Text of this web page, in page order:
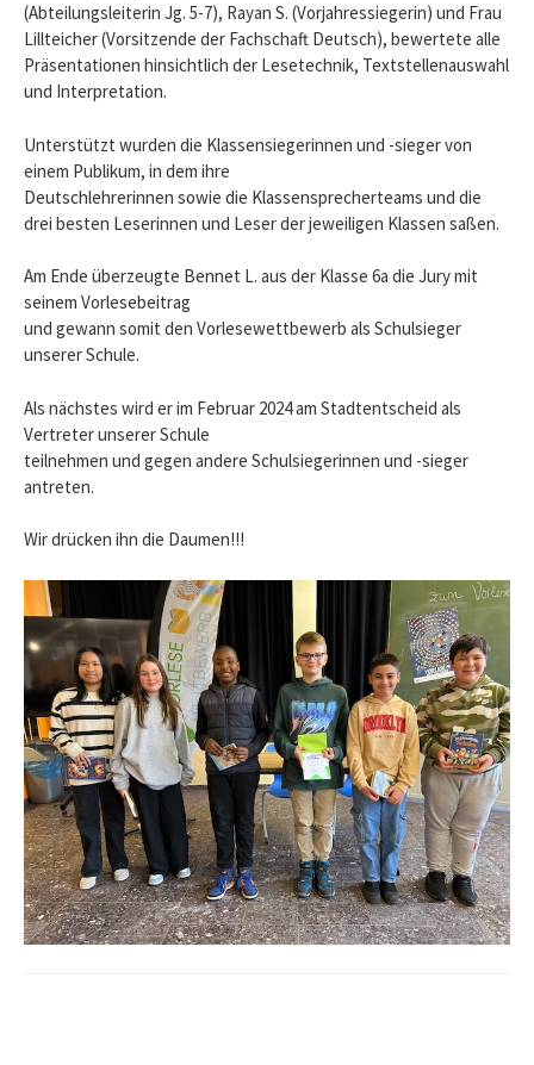
(Abteilungsleiterin Jg. 5-7), Rayan S. (Vorjahressiegerin) und Frau
Lillteicher (Vorsitzende der Fachschaft Deutsch), bewertete alle
Präsentationen hinsichtlich der Lesetechnik, Textstellenauswahl
und Interpretation.
Unterstützt wurden die Klassensiegerinnen und -sieger von
einem Publikum, in dem ihre
Deutschlehrerinnen sowie die Klassensprecherteams und die
drei besten Leserinnen und Leser der jeweiligen Klassen saßen.
Am Ende überzeugte Bennet L. aus der Klasse 6a die Jury mit
seinem Vorlesebeitrag
und gewann somit den Vorlesewettbewerb als Schulsieger
unserer Schule.
Als nächstes wird er im Februar 2024 am Stadtentscheid als
Vertreter unserer Schule
teilnehmen und gegen andere Schulsiegerinnen und -sieger
antreten.
Wir drücken ihn die Daumen!!!